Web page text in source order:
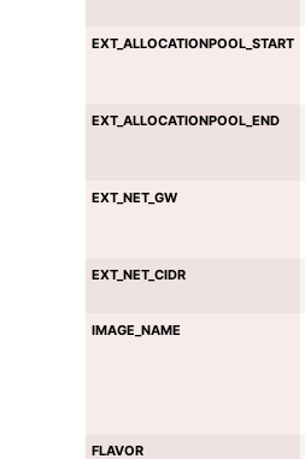
EXT_ALLOCATIONPOOL_START
EXT_ALLOCATIONPOOL_END
EXT_NET_GW
EXT_NET_CIDR
IMAGE_NAME
FLAVOR